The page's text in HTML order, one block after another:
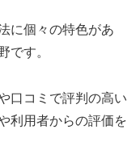
に個々の特色があ
です。
口コミで評判の高い
利用者からの評価を